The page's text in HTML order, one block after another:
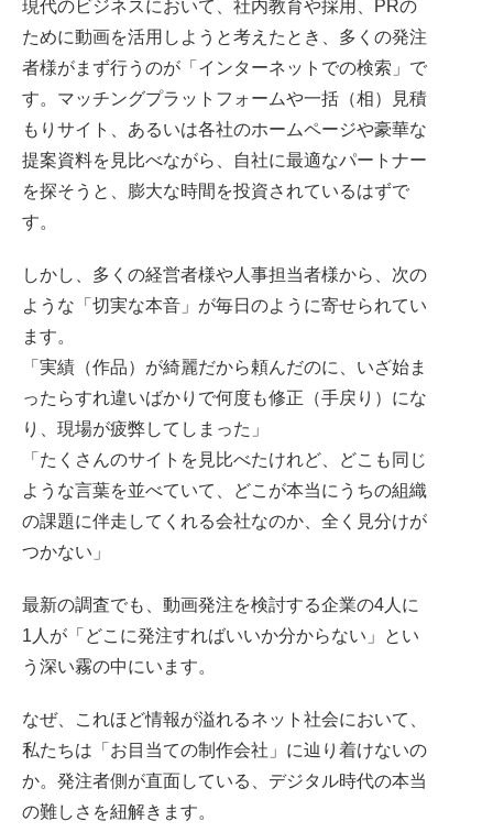
現代のビジネスにおいて、社内教育や採用、PRの
ために動画を活用しようと考えたとき、多くの発注
者様がまず行うのが「インターネットでの検索」で
す。マッチングプラットフォームや一括（相）見積
もりサイト、あるいは各社のホームページや豪華な
提案資料を見比べながら、自社に最適なパートナー
を探そうと、膨大な時間を投資されているはずで
す。
しかし、多くの経営者様や人事担当者様から、次の
ような「切実な本音」が毎日のように寄せられてい
ます。
「実績（作品）が綺麗だから頼んだのに、いざ始ま
ったらすれ違いばかりで何度も修正（手戻り）にな
り、現場が疲弊してしまった」
「たくさんのサイトを見比べたけれど、どこも同じ
ような言葉を並べていて、どこが本当にうちの組織
の課題に伴走してくれる会社なのか、全く見分けが
つかない」
最新の調査でも、動画発注を検討する企業の4人に
1人が「どこに発注すればいいか分からない」とい
う深い霧の中にいます。
なぜ、これほど情報が溢れるネット社会において、
私たちは「お目当ての制作会社」に辿り着けないの
か。発注者側が直面している、デジタル時代の本当
の難しさを紐解きます。